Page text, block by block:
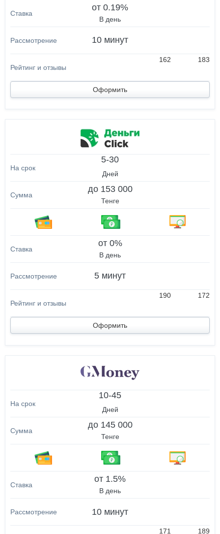
от 0.19%
В день
10 минут
162 183
Оформить
5-30
Дней
до 153 000
Тенге
от 0%
В день
5 минут
190 172
Оформить
10-45
Дней
до 145 000
Тенге
от 1.5%
В день
10 минут
171 189